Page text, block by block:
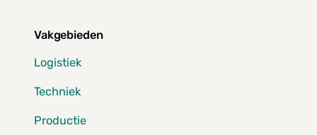
Vakgebieden
Logistiek
Techniek
Productie